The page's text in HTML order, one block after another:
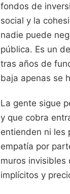
fondos de
social y la
nadie puede
pública. Es un
tras años de
baja apenas se
La gente sigue
y que cobra
entienden ni les
empatía por
muros
implícitos y